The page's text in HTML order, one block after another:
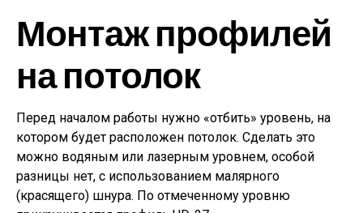
Монтаж профилей
на потолок
Перед началом работы нужно «отбить» уровень, на
котором будет расположен потолок. Сделать это
можно водяным или лазерным уровнем, особой
разницы нет, с использованием малярного
(красящего) шнура. По отмеченному уровню